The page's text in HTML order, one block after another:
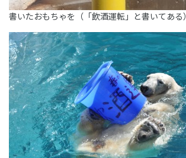
書いたおもちゃを（「飲酒運転」と書いてある）